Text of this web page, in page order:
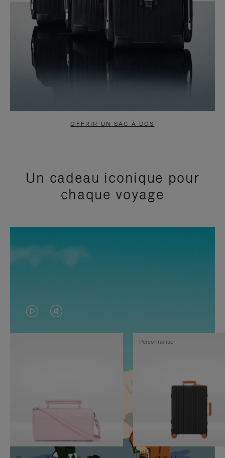
OFFRIR UN SAC À DOS
Un cadeau iconique pour
chaque voyage
LA
VIDÉO
PAUSE,
APPUYEZ
SUR
LE
SON
DÉSACTIVÉ.
VEUILLEZ
Personnaliser